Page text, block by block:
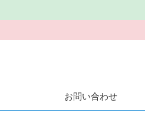
お問い合わせ